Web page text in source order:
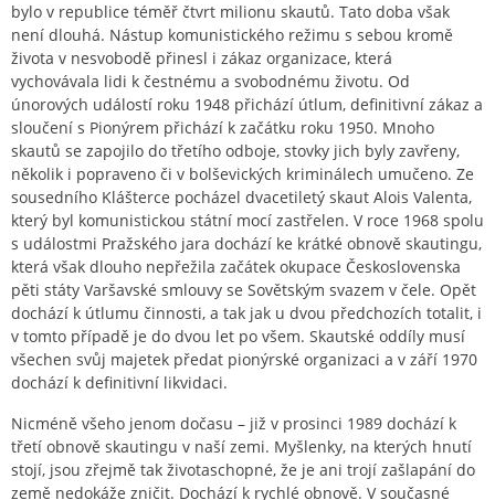
bylo v republice téměř čtvrt milionu skautů. Tato doba však
není dlouhá. Nástup komunistického režimu s sebou kromě
života v nesvobodě přinesl i zákaz organizace, která
vychovávala lidi k čestnému a svobodnému životu. Od
únorových událostí roku 1948 přichází útlum, definitivní zákaz a
sloučení s Pionýrem přichází k začátku roku 1950. Mnoho
skautů se zapojilo do třetího odboje, stovky jich byly zavřeny,
několik i popraveno či v bolševických kriminálech umučeno. Ze
sousedního Klášterce pocházel dvacetiletý skaut Alois Valenta,
který byl komunistickou státní mocí zastřelen. V roce 1968 spolu
s událostmi Pražského jara dochází ke krátké obnově skautingu,
která však dlouho nepřežila začátek okupace Československa
pěti státy Varšavské smlouvy se Sovětským svazem v čele. Opět
dochází k útlumu činnosti, a tak jak u dvou předchozích totalit, i
v tomto případě je do dvou let po všem. Skautské oddíly musí
všechen svůj majetek předat pionýrské organizaci a v září 1970
dochází k definitivní likvidaci.
Nicméně všeho jenom dočasu – již v prosinci 1989 dochází k
třetí obnově skautingu v naší zemi. Myšlenky, na kterých hnutí
stojí, jsou zřejmě tak životaschopné, že je ani trojí zašlapání do
země nedokáže zničit. Dochází k rychlé obnově. V současné